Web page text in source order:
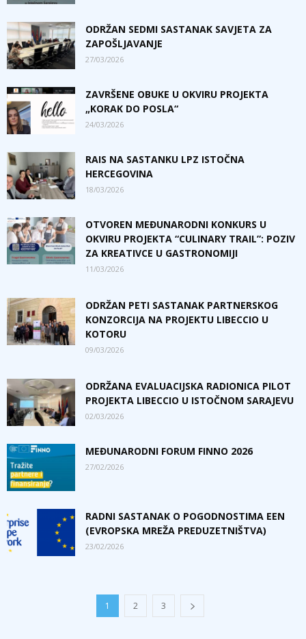
ODRŽAN SEDMI SASTANAK SAVJETA ZA
ZAPOŠLJAVANJE
27/03/2026
ZAVRŠENE OBUKE U OKVIRU PROJEKTA
„KORAK DO POSLA“
24/03/2026
RAIS NA SASTANKU LPZ ISTOČNA
HERCEGOVINA
18/03/2026
OTVOREN MEĐUNARODNI KONKURS U
OKVIRU PROJEKTA “CULINARY TRAIL”: POZIV
ZA KREATIVCE U GASTRONOMIJI
11/03/2026
ODRŽAN PETI SASTANAK PARTNERSKOG
KONZORCIJA NA PROJEKTU LIBECCIO U
KOTORU
09/03/2026
ODRŽANA EVALUACIJSKA RADIONICA PILOT
PROJEKTA LIBECCIO U ISTOČNOM SARAJEVU
02/03/2026
MEĐUNARODNI FORUM FINNO 2026
27/02/2026
RADNI SASTANAK O POGODNOSTIMA EEN
(EVROPSKA MREŽA PREDUZETNIŠTVA)
23/02/2026
1 2 3